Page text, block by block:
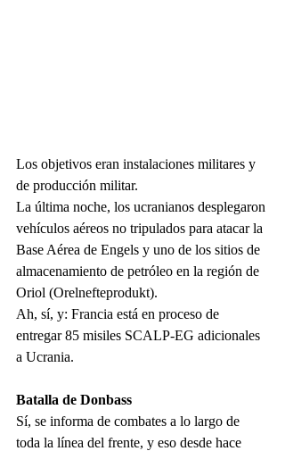
Los objetivos eran instalaciones militares y
de producción militar.
La última noche, los ucranianos desplegaron
vehículos aéreos no tripulados para atacar la
Base Aérea de Engels y uno de los sitios de
almacenamiento de petróleo en la región de
Oriol (Orelnefteprodukt).
Ah, sí, y: Francia está en proceso de
entregar 85 misiles SCALP-EG adicionales
a Ucrania.
Batalla de Donbass
Sí, se informa de combates a lo largo de
toda la línea del frente, y eso desde hace